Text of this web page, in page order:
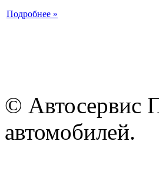
Подробнее »
© Автосервис
автомобилей.